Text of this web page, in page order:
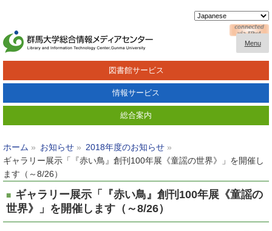
Menu
図書館サービス
情報サービス
総合案内
ホーム お知らせ
2018年度のお知らせ
ギャラリー展示「『赤い鳥』創刊100年展《童謡の世界》」を開催し
ます（～8/26）
ギャラリー展示「『赤い鳥』創刊100年展《童謡の
世界》」を開催します（～8/26）